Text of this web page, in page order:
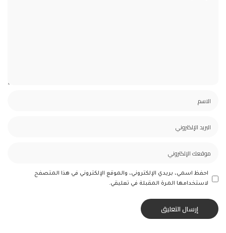
احفظ اسمي، بريدي الإلكتروني، والموقع الإلكتروني في هذا المتصفح
لاستخدامها المرة المقبلة في تعليقي.